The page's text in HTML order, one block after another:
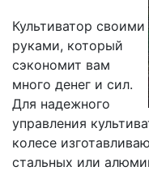
Культиватор своими
руками, который
сэкономит вам
много денег и сил.
Для надежного
управления
колесе
стальных или